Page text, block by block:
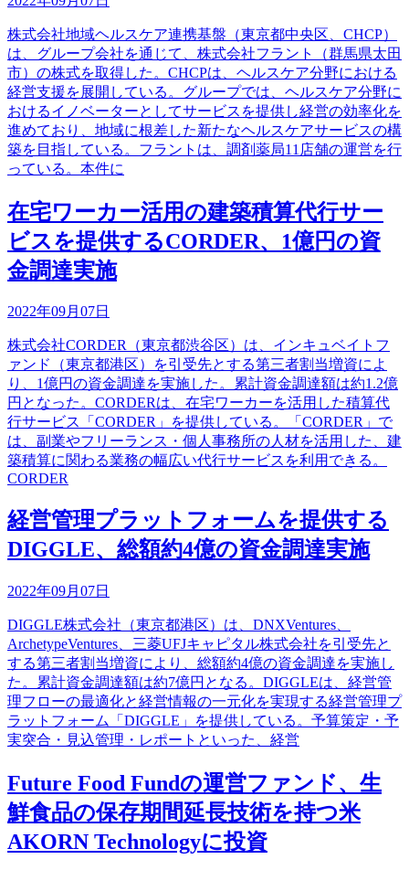
株式会社地域ヘルスケア連携基盤（東京都中央区、CHCP）
は、グループ会社を通じて、株式会社フラント（群馬県太田
市）の株式を取得した。CHCPは、ヘルスケア分野における
経営支援を展開している。グループでは、ヘルスケア分野に
おけるイノベーターとしてサービスを提供し経営の効率化を
進めており、地域に根差した新たなヘルスケアサービスの構
築を目指している。フラントは、調剤薬局11店舗の運営を行
っている。本件に
在宅ワーカー活用の建築積算代行サー
ビスを提供するCORDER、1億円の資
金調達実施
2022年09月07日
株式会社CORDER（東京都渋谷区）は、インキュベイトフ
ァンド（東京都港区）を引受先とする第三者割当増資によ
り、1億円の資金調達を実施した。累計資金調達額は約1.2億
円となった。CORDERは、在宅ワーカーを活用した積算代
行サービス「CORDER」を提供している。「CORDER」で
は、副業やフリーランス・個人事務所の人材を活用した、建
築積算に関わる業務の幅広い代行サービスを利用できる。
CORDER
経営管理プラットフォームを提供する
DIGGLE、総額約4億の資金調達実施
2022年09月07日
DIGGLE株式会社（東京都港区）は、DNXVentures、
ArchetypeVentures、三菱UFJキャピタル株式会社を引受先と
する第三者割当増資により、総額約4億の資金調達を実施し
た。累計資金調達額は約7億円となる。DIGGLEは、経営管
理フローの最適化と経営情報の一元化を実現する経営管理プ
ラットフォーム「DIGGLE」を提供している。予算策定・予
実突合・見込管理・レポートといった、経営
Future Food Fundの運営ファンド、生
鮮食品の保存期間延長技術を持つ米
AKORN Technologyに投資